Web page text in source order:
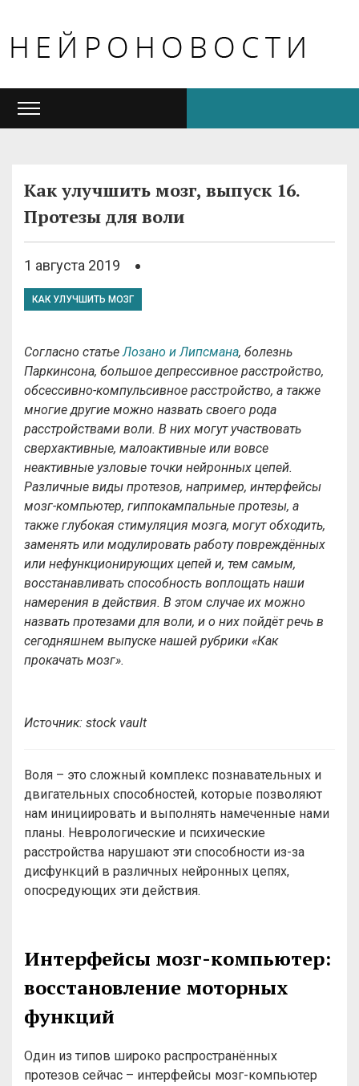
Как улучшить мозг, выпуск 16.
Протезы для воли
1 августа 2019
КАК УЛУЧШИТЬ МОЗГ
Согласно статьеЛозано и Липсмана, болезнь
Паркинсона, большое депрессивное расстройство,
обсессивно-компульсивное расстройство, а также
многие другие можно назвать своего рода
расстройствами воли. В них могут участвовать
сверхактивные, малоактивные или вовсе
неактивные узловые точки нейронных цепей.
Различные виды протезов, например, интерфейсы
мозг-компьютер, гиппокампальные протезы, а
также глубокая стимуляция мозга, могут обходить,
заменять или модулировать работу повреждённых
или нефункционирующих цепей и, тем самым,
восстанавливать способность воплощать наши
намерения в действия. В этом случае их можно
назвать протезами для воли, и о них пойдёт речь в
сегодняшнем выпуске нашей рубрики «Как
прокачать мозг».
Источник: stock vault
Воля – это сложный комплекс познавательных и
двигательных способностей, которые позволяют
нам инициировать и выполнять намеченные нами
планы. Неврологические и психические
расстройства нарушают эти способности из-за
дисфункций в различных нейронных цепях,
опосредующих эти действия.
Интерфейсы мозг-компьютер:
восстановление моторных
функций
Один из типов широко распространённых
протезов сейчас – интерфейсы мозг-компьютер